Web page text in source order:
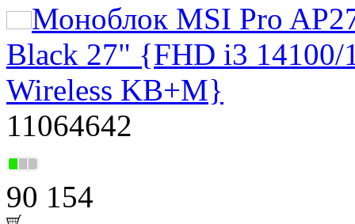
Моноблок MSI Pro
Black 27" {FHD i3 14100/
Wireless KB+M}
11064642
90 154